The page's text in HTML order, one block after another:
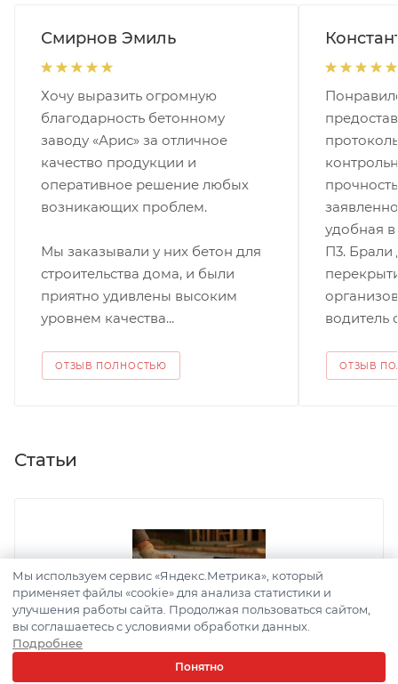
Смирнов Эмиль
Хочу выразить огромную
благодарность бетонному
заводу «Арис» за отличное
качество продукции и
оперативное решение любых
возникающих проблем.
Мы заказывали у них бетон для
строительства дома, и были
приятно удивлены высоким
уровнем качества...
ОТЗЫВ ПОЛНОСТЬЮ
удобная
П3. Брали
водитель
ОТЗЫВ
Статьи
БЕТОН
Какая толщина бетона должна
Мы используем сервис «Яндекс.Метрика», который
применяет файлы «cookie» для анализа статистики и
улучшения работы сайта. Продолжая пользоваться сайтом,
вы соглашаетесь с условиями обработки данных.
Подробнее
Понятно